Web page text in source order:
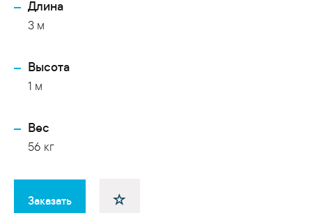
Длина
3 м
Высота
1 м
Вес
56 кг
Заказать